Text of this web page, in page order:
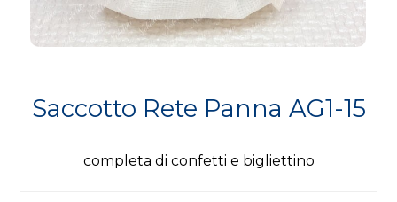
Saccotto Rete Panna AG1-15
completa di confetti e bigliettino